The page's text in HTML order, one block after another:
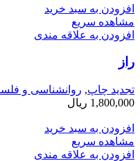
افزودن به سبد خرید
مشاهده سریع
افزودن به علاقه مندی
راز
تجدید چاپ, روانشناسی و
1,800,000 ریال
افزودن به سبد خرید
مشاهده سریع
افزودن به علاقه مندی